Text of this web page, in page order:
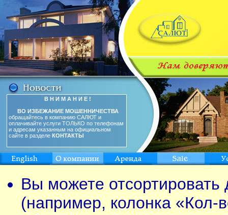
В Н И М А Н И Е !
ВО ИЗБЕЖАНИЕ МОШЕННИЧЕСТВА
обращайтесь в компанию САЛЮТ и
оплачивайте услуги ТОЛЬКО по телефонам
и адресам указанным на официальном
сайте в разделе КОНТАКТЫ
Вы можете
(например, колонка «Кол-